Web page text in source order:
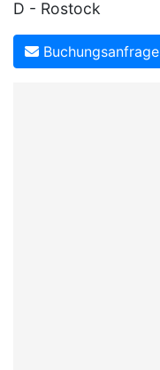
D - Rostock
Buchungsanfrage